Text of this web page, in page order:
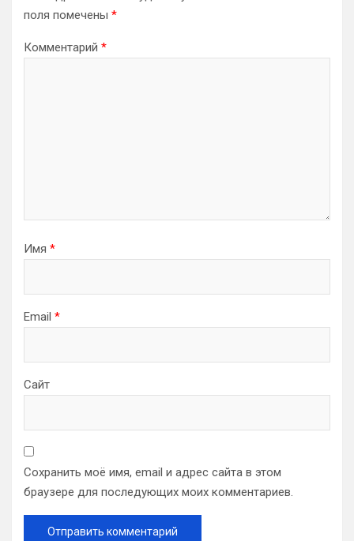
поля помечены *
Комментарий *
Имя *
Email *
Сайт
Сохранить моё имя, email и адрес сайта в этом
браузере для последующих моих комментариев.